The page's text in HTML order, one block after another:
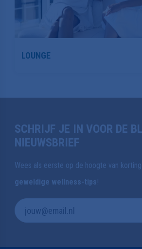
LOUNGE
SCHRIJF JE IN VOOR DE
NIEUWSBRIEF
Wees als eerste op de hoogte van
geweldige wellness-tips!